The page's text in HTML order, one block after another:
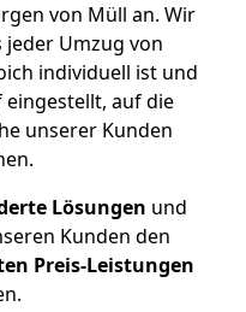
von Müll an. Wir
jeder Umzug von
individuell ist und
auf die
unserer Kunden
Lösungen und
Kunden den
Preis-Leistungen